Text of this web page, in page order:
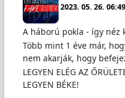
2023. 05. 26. 06:49
A háború pokla - így néz
Több mint 1 éve már,
nem akarják, hogy
LEGYEN ELÉG AZ
LEGYEN BÉKE!